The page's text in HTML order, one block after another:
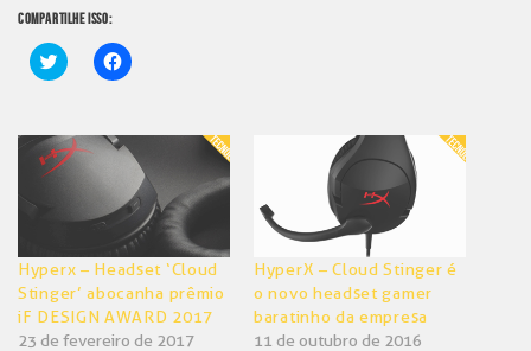
COMPARTILHE ISSO:
Clique
para
em
nova
janela)
Clique
para
em
nova
janela)
Hyperx – Headset ‘Cloud
Stinger’ abocanha prêmio
iF DESIGN AWARD 2017
23 de fevereiro de 2017
HyperX – Cloud Stinger é
o novo headset gamer
baratinho da empresa
11 de outubro de 2016